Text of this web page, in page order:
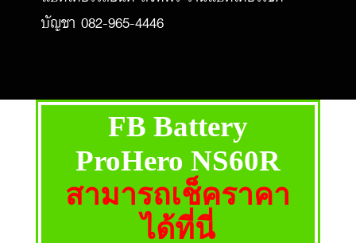
บัญชา 082-965-4446
FB Battery
ProHero NS60R
สามารถเช็คราคา
ได้ที่นี่